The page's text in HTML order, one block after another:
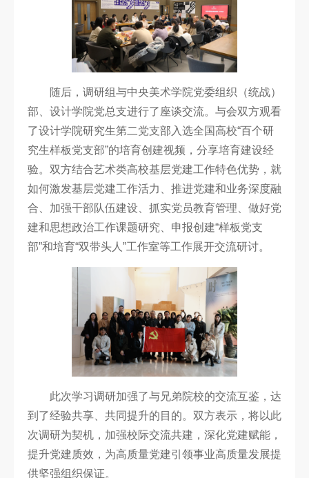
随后，调研组与中央美术学院党委组织（统战）
部、设计学院党总支进行了座谈交流。与会双方观看
了设计学院研究生第二党支部入选全国高校“百个研
究生样板党支部”的培育创建视频，分享培育建设经
验。双方结合艺术类高校基层党建工作特色优势，就
如何激发基层党建工作活力、推进党建和业务深度融
合、加强干部队伍建设、抓实党员教育管理、做好党
建和思想政治工作课题研究、申报创建“样板党支
部”和培育“双带头人”工作室等工作展开交流研讨。
此次学习调研加强了与兄弟院校的交流互鉴，达
到了经验共享、共同提升的目的。双方表示，将以此
次调研为契机，加强校际交流共建，深化党建赋能，
提升党建质效，为高质量党建引领事业高质量发展提
供坚强组织保证。